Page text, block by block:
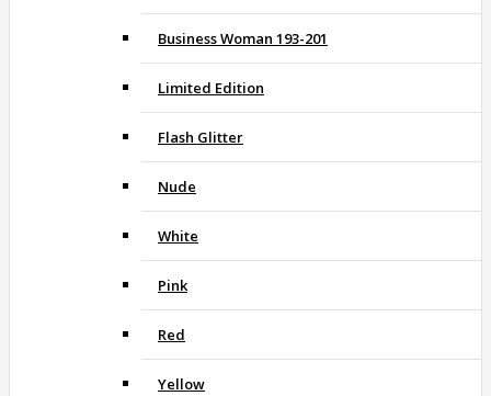
Business Woman 193-201
Limited Edition
Flash Glitter
Nude
White
Pink
Red
Yellow